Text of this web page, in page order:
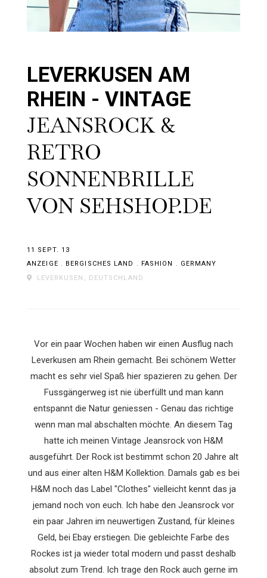
LEVERKUSEN AM
RHEIN - VINTAGE
JEANSROCK &
RETRO
SONNENBRILLE
VON SEHSHOP.DE
11 SEPT. 13
ANZEIGE . BERGISCHES LAND . FASHION . GERMANY
LEVERKUSEN, DEUTSCHLAND
Vor ein paar Wochen haben wir einen Ausflug nach
Leverkusen am Rhein gemacht. Bei schönem Wetter
macht es sehr viel Spaß hier spazieren zu gehen. Der
Fussgängerweg ist nie überfüllt und man kann
entspannt die Natur geniessen - Genau das richtige
wenn man mal abschalten möchte. An diesem Tag
hatte ich meinen Vintage Jeansrock von H&M
ausgeführt. Der Rock ist bestimmt schon 20 Jahre alt
und aus einer alten H&M Kollektion. Damals gab es bei
H&M noch das Label "Clothes" vielleicht kennt das ja
jemand noch von euch. Ich habe den Jeansrock vor
ein paar Jahren im neuwertigen Zustand, für kleines
Geld, bei Ebay erstiegen. Die gebleichte Farbe des
Rockes ist ja wieder total modern und passt deshalb
absolut zum Trend. Ich trage den Rock auch gerne im